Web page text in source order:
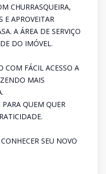
CHURRASQUEIRA,
E APROVEITAR
A ÁREA DE SERVIÇO
DO IMÓVEL.
COM FÁCIL ACESSO A
MAIS
QUEM QUER
SEU NOVO